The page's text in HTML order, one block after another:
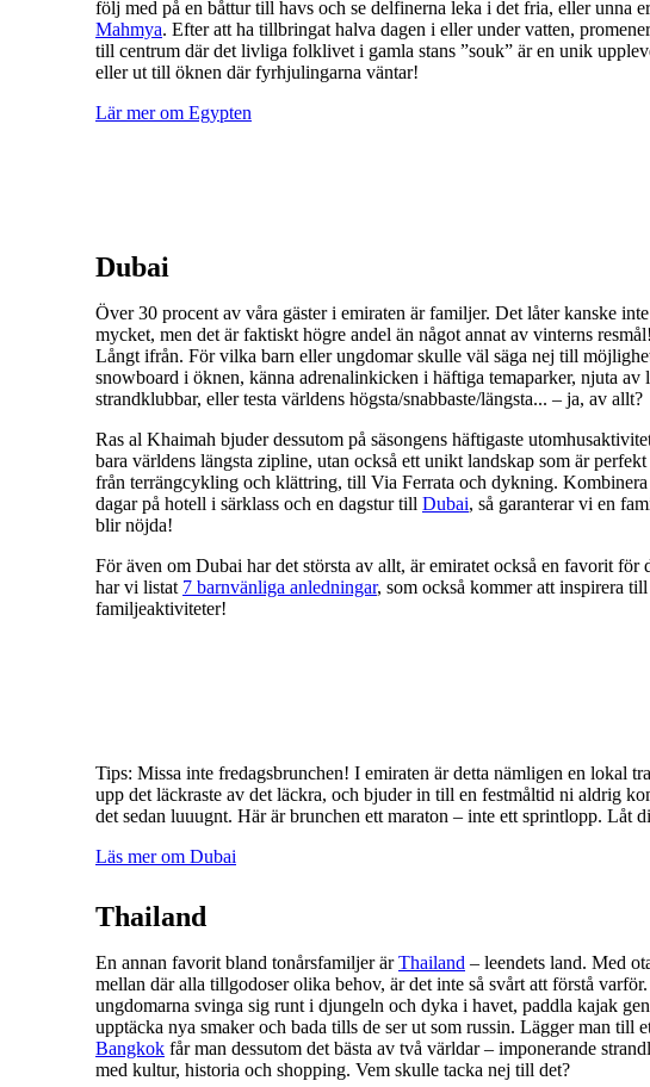
följ med på en båttur till havs och se delfinerna leka i det fria, eller unna
Mahmya. Efter att ha tillbringat halva dagen i eller under vatten,
till centrum där det livliga folklivet i gamla stans ”souk” är en unik
eller ut till öknen där fyrhjulingarna väntar!
Lär mer om Egypten
Dubai
Över 30 procent av våra gäster i emiraten är familjer. Det låter kanske
mycket, men det är faktiskt högre andel än något annat av vinterns
Långt ifrån. För vilka barn eller ungdomar skulle väl säga nej till
snowboard i öknen, känna adrenalinkicken i häftiga temaparker, njuta av
strandklubbar, eller testa världens högsta/snabbaste/längsta... – ja, av allt?
Ras al Khaimah bjuder dessutom på säsongens häftigaste
bara världens längsta zipline, utan också ett unikt landskap som är
från terrängcykling och klättring, till Via Ferrata och dykning. Kombinera
dagar på hotell i särklass och en dagstur till Dubai, så garanterar vi en
blir nöjda!
För även om Dubai har det största av allt, är emiratet också en favorit för
har vi listat 7 barnvänliga anledningar, som också kommer att inspirera
familjeaktiviteter!
Tips: Missa inte fredagsbrunchen! I emiraten är detta nämligen en lokal
upp det läckraste av det läckra, och bjuder in till en festmåltid ni aldrig
det sedan luuugnt. Här är brunchen ett maraton – inte ett sprintlopp. Låt
Läs mer om Dubai
Thailand
En annan favorit bland tonårsfamiljer ärThailand – leendets land. Med
mellan där alla tillgodoser olika behov, är det inte så svårt att förstå
ungdomarna svinga sig runt i djungeln och dyka i havet, paddla kajak
upptäcka nya smaker och bada tills de ser ut som russin. Lägger man till
Bangkok får man dessutom det bästa av två världar – imponerande
med kultur, historia och shopping. Vem skulle tacka nej till det?